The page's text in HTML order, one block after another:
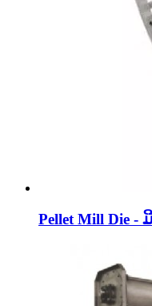
Pellet Mill Die -